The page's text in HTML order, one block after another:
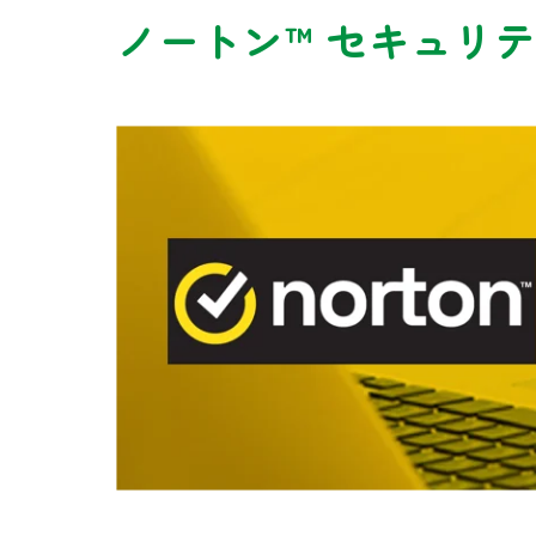
ノートン™ セキュリ